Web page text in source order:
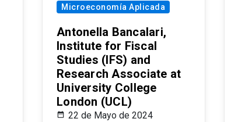
Microeconomía Aplicada
Antonella Bancalari,
Institute for Fiscal
Studies (IFS) and
Research Associate at
University College
London (UCL)
22 de Mayo de 2024